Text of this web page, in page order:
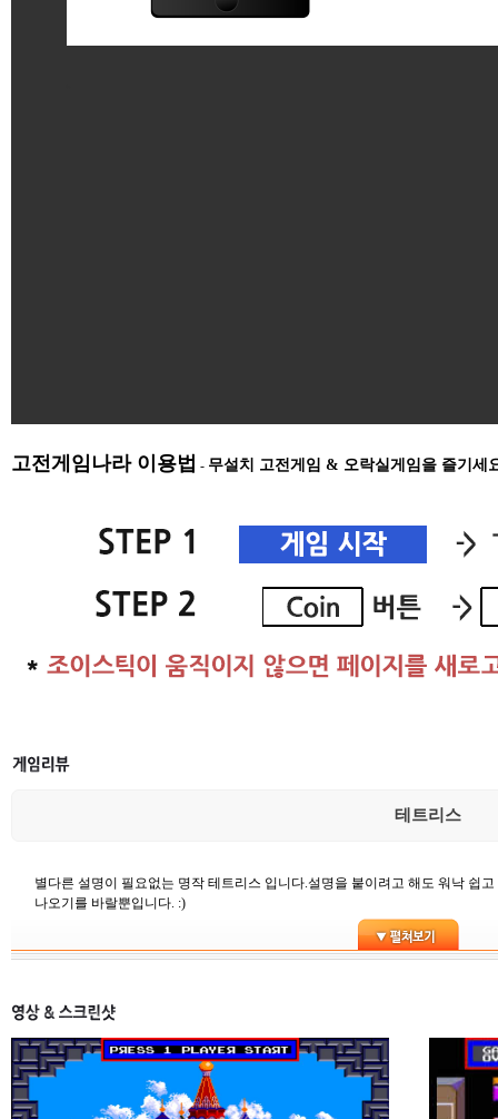
고전게임나라 이용법 - 무설치 고전게임 & 오락실게임을 즐기세
테트리스
별다른 설명이 필요없는 명작 테트리스 입니다.설명을 붙이려고 해도 워낙 쉽
나오기를 바랄뿐입니다. :)